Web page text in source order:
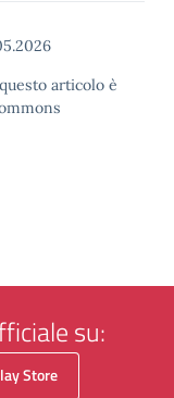
articolo è
su:
Store